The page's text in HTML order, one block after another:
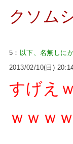
クソム
5： 以下、名無しに
2013/02/10(日)
すげえ
ｗｗｗ